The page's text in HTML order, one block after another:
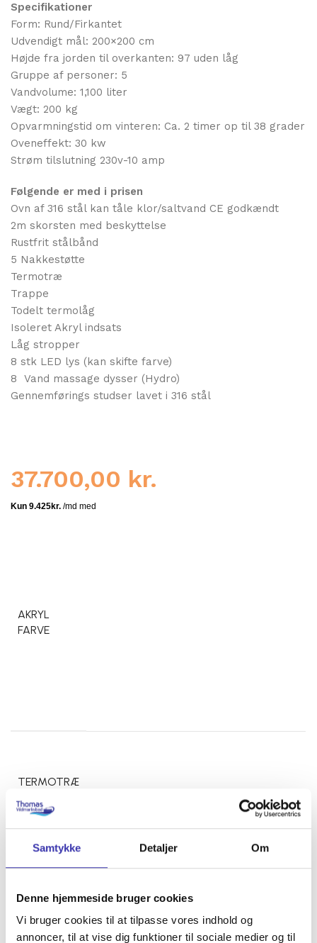
Samtykke Detaljer Om
Denne hjemmeside bruger cookies
Vi bruger cookies til at tilpasse vores indhold og
annoncer, til at vise dig funktioner til sociale medier og til
Specifikationer
Form: Rund/Firkantet
Udvendigt mål: 200×200 cm
Højde fra jorden til overkanten: 97 uden låg
Gruppe af personer: 5
Vandvolume: 1,100 liter
Vægt: 200 kg
Opvarmningstid om vinteren: Ca. 2 timer op til 38 grader
Oveneffekt: 30 kw
Strøm tilslutning 230v-10 amp
Følgende er med i prisen
Ovn af 316 stål kan tåle klor/saltvand CE godkændt
2m skorsten med beskyttelse
Rustfrit stålbånd
5 Nakkestøtte
Termotræ
Trappe
Todelt termolåg
Isoleret Akryl indsats
Låg stropper
8 stk LED lys (kan skifte farve)
8 Vand massage dysser (Hydro)
Gennemførings studser lavet i 316 stål
37.700,00 kr.
AKRYL
FARVE
TERMOTRÆ
FARVE
FARVE